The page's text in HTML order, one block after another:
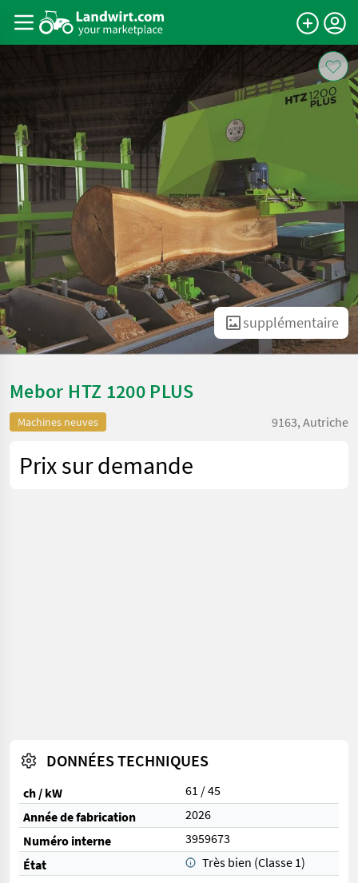
supplémentaire
Mebor HTZ 1200 PLUS
Machines neuves 9163, Autriche
Prix sur demande
DONNÉES TECHNIQUES
ch / kW
61 / 45
Année de fabrication
2026
Numéro interne
3959673
État
Très bien (Classe 1)